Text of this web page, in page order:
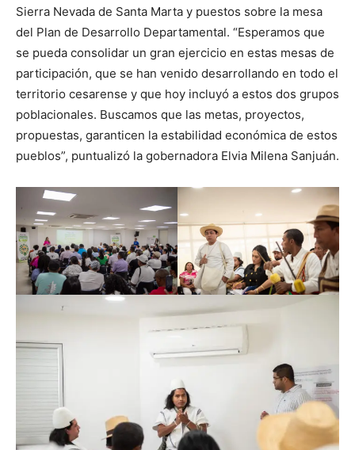
Sierra Nevada de Santa Marta y puestos sobre la mesa
del Plan de Desarrollo Departamental. “Esperamos que
se pueda consolidar un gran ejercicio en estas mesas de
participación, que se han venido desarrollando en todo el
territorio cesarense y que hoy incluyó a estos dos grupos
poblacionales. Buscamos que las metas, proyectos,
propuestas, garanticen la estabilidad económica de estos
pueblos”, puntualizó la gobernadora Elvia Milena Sanjuán.